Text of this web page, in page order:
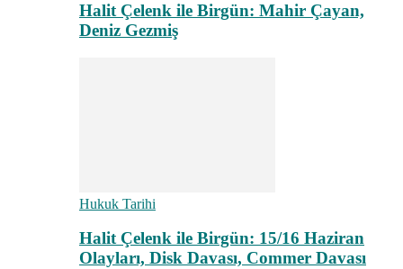
Halit Çelenk ile Birgün: Mahir Çayan,
Deniz Gezmiş
Hukuk Tarihi
Halit Çelenk ile Birgün: 15/16 Haziran
Olayları, Disk Davası, Commer Davası